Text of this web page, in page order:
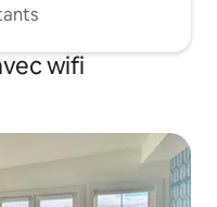
wifi
appréciés